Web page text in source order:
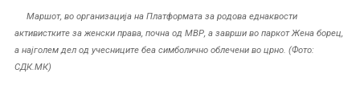
Маршот, во организација на Платформата за родова еднаквости
активистките за женски права, почна од МВР, а заврши во паркот Жена борец,
а најголем дел од учесниците беа симболично облечени во црно. (Фото:
СДК.МК)